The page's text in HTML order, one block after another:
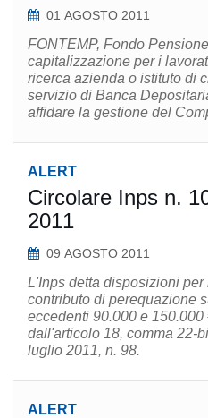
01 AGOSTO 2011
FONTEMP, Fondo
capitalizzazione per i
ricerca azienda o istituto di
servizio di Banca
affidare la gestione del
ALERT
Circolare Inps n.
2011
09 AGOSTO 2011
L'Inps detta disposizioni
contributo di perequazione
eccedenti 90.000 e 150.000
dall'articolo 18, comma 22-
luglio 2011, n. 98.
ALERT